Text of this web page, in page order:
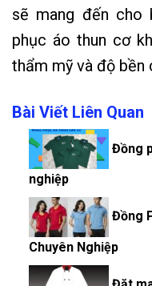
sẽ mang đến cho
phục áo thun cơ
thẩm mỹ và độ bền
Bài Viết Liên Quan
Đồng
nghiệp
Đồng
Chuyên Nghiệp